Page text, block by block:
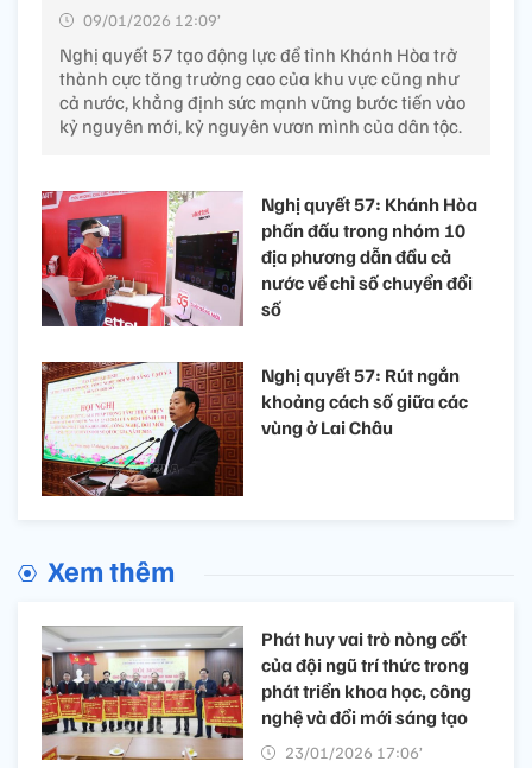
09/01/2026 12:09’
Nghị quyết 57 tạo động lực để tỉnh Khánh Hòa trở
thành cực tăng trưởng cao của khu vực cũng như
cả nước, khẳng định sức mạnh vững bước tiến vào
kỷ nguyên mới, kỷ nguyên vươn mình của dân tộc.
Nghị quyết 57: Khánh Hòa
phấn đấu trong nhóm 10
địa phương dẫn đầu cả
nước về chỉ số chuyển đổi
số
Nghị quyết 57: Rút ngắn
khoảng cách số giữa các
vùng ở Lai Châu
Xem thêm
Phát huy vai trò nòng cốt
của đội ngũ trí thức trong
phát triển khoa học, công
nghệ và đổi mới sáng tạo
23/01/2026 17:06’